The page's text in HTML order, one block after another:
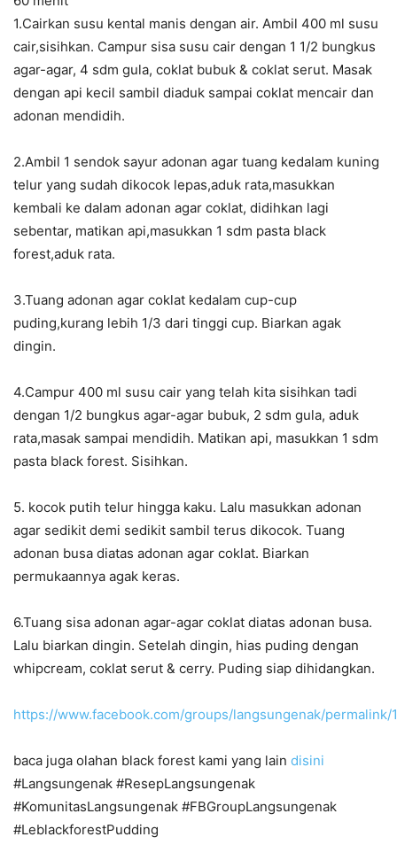
1.Cairkan susu kental manis dengan air. Ambil 400 ml susu
cair,sisihkan. Campur sisa susu cair dengan 1 1/2 bungkus
agar-agar, 4 sdm gula, coklat bubuk & coklat serut. Masak
dengan api kecil sambil diaduk sampai coklat mencair dan
adonan mendidih.
2.Ambil 1 sendok sayur adonan agar tuang kedalam kuning
telur yang sudah dikocok lepas,aduk rata,masukkan
kembali ke dalam adonan agar coklat, didihkan lagi
sebentar, matikan api,masukkan 1 sdm pasta black
forest,aduk rata.
3.Tuang adonan agar coklat kedalam cup-cup
puding,kurang lebih 1/3 dari tinggi cup. Biarkan agak
dingin.
4.Campur 400 ml susu cair yang telah kita sisihkan tadi
dengan 1/2 bungkus agar-agar bubuk, 2 sdm gula, aduk
rata,masak sampai mendidih. Matikan api, masukkan 1 sdm
pasta black forest. Sisihkan.
5. kocok putih telur hingga kaku. Lalu masukkan adonan
agar sedikit demi sedikit sambil terus dikocok. Tuang
adonan busa diatas adonan agar coklat. Biarkan
permukaannya agak keras.
6.Tuang sisa adonan agar-agar coklat diatas adonan busa.
Lalu biarkan dingin. Setelah dingin, hias puding dengan
whipcream, coklat serut & cerry. Puding siap dihidangkan.
https://www.facebook.com/groups/langsungenak/
baca juga olahan black forest kami yang lain disini
#Langsungenak #ResepLangsungenak
#KomunitasLangsungenak #FBGroupLangsungenak
#LeblackforestPudding